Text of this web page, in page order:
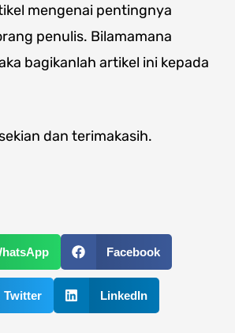
mengenai pentingnya
penulis. Bilamamana
bagikanlah artikel ini kepada
dan terimakasih.
Facebook
Twitter LinkedIn